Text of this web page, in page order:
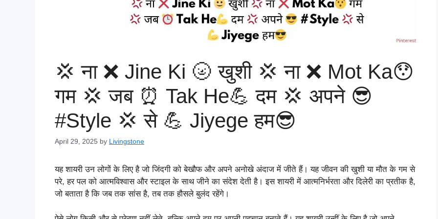
💢 ना ❌ Jine Ki 🌝 खुशी 💢 ना ❌ Mot Ka😯
गम 💢 जब ⏰ Tak He💪 दम 💢 अपने 😎
#Style 💢 से 💪 Jiyege हम😎
April 29, 2025 by Livingstone
यह शायरी उन लोगों के लिए है जो जिंदगी को बेखौफ और अपने अनोखे अंदाज में जीते हैं। यह जीवन की खुशी या मौत के गम से
परे, हर पल को आत्मविश्वास और स्टाइल के साथ जीने का संदेश देती है। इस शायरी में आत्मनिर्भरता और दिलेरी का प्रतीक है,
जो बताता है कि जब तक सांस है, तब तक हौसले बुलंद रहेंगे।